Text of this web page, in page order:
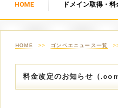
HOME ドメイン取得・料
HOME >> ゴンベエニュース一覧
料金改定のお知らせ（